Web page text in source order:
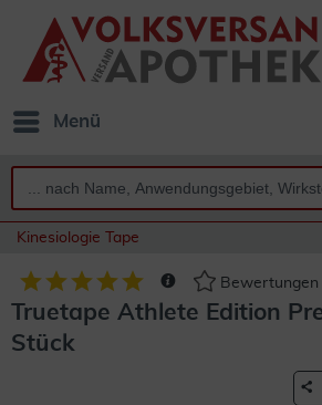
Menü
Kinesiologie Tape
Bewertungen
Truetape Athlete Edition
Stück